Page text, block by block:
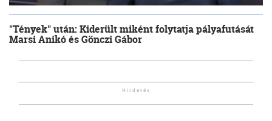
"Tények" után: Kiderült miként folytatja pályafutását
Marsi Anikó és Gönczi Gábor